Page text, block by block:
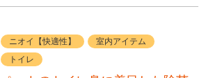
ニオイ【快適性】
室内アイテム
トイレ